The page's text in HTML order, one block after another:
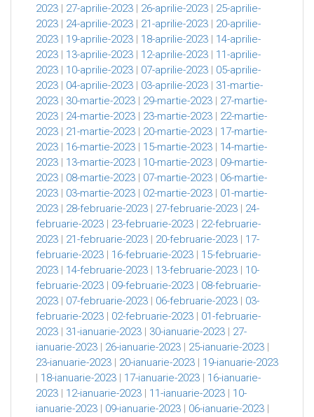
2023 | 27-aprilie-2023 | 26-aprilie-2023 | 25-aprilie-
2023 | 24-aprilie-2023 | 21-aprilie-2023 | 20-aprilie-
2023 | 19-aprilie-2023 | 18-aprilie-2023 | 14-aprilie-
2023 | 13-aprilie-2023 | 12-aprilie-2023 | 11-aprilie-
2023 | 10-aprilie-2023 | 07-aprilie-2023 | 05-aprilie-
2023 | 04-aprilie-2023 | 03-aprilie-2023 | 31-martie-
2023 | 30-martie-2023 | 29-martie-2023 | 27-martie-
2023 | 24-martie-2023 | 23-martie-2023 | 22-martie-
2023 | 21-martie-2023 | 20-martie-2023 | 17-martie-
2023 | 16-martie-2023 | 15-martie-2023 | 14-martie-
2023 | 13-martie-2023 | 10-martie-2023 | 09-martie-
2023 | 08-martie-2023 | 07-martie-2023 | 06-martie-
2023 | 03-martie-2023 | 02-martie-2023 | 01-martie-
2023 | 28-februarie-2023 | 27-februarie-2023 | 24-
februarie-2023 | 23-februarie-2023 | 22-februarie-
2023 | 21-februarie-2023 | 20-februarie-2023 | 17-
februarie-2023 | 16-februarie-2023 | 15-februarie-
2023 | 14-februarie-2023 | 13-februarie-2023 | 10-
februarie-2023 | 09-februarie-2023 | 08-februarie-
2023 | 07-februarie-2023 | 06-februarie-2023 | 03-
februarie-2023 | 02-februarie-2023 | 01-februarie-
2023 | 31-ianuarie-2023 | 30-ianuarie-2023 | 27-
ianuarie-2023 | 26-ianuarie-2023 | 25-ianuarie-2023 |
23-ianuarie-2023 | 20-ianuarie-2023 | 19-ianuarie-2023
| 18-ianuarie-2023 | 17-ianuarie-2023 | 16-ianuarie-
2023 | 12-ianuarie-2023 | 11-ianuarie-2023 | 10-
ianuarie-2023 | 09-ianuarie-2023 | 06-ianuarie-2023 |